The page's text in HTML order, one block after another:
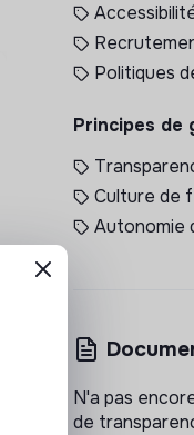
Politiques
Principes de
Culture de
Autonomie
N'a pas
de